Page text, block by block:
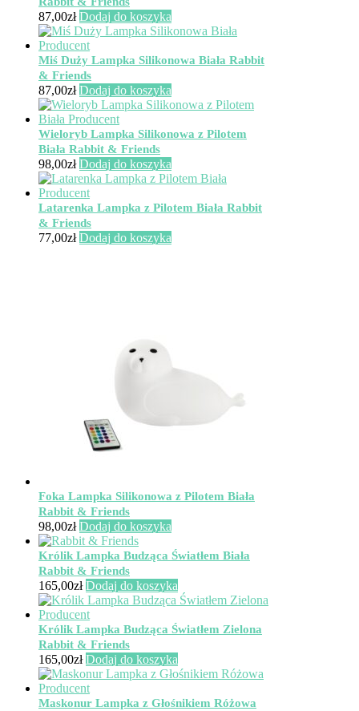
87,00zł Dodaj do koszyka
Miś Duży Lampka Silikonowa Biała Rabbit
& Friends
87,00zł Dodaj do koszyka
Wieloryb Lampka Silikonowa z Pilotem
Biała Rabbit & Friends
98,00zł Dodaj do koszyka
Latarenka Lampka z Pilotem Biała Rabbit
& Friends
77,00zł Dodaj do koszyka
Foka Lampka Silikonowa z Pilotem Biała
Rabbit & Friends
98,00zł Dodaj do koszyka
Królik Lampka Budząca Światłem Biała
Rabbit & Friends
165,00zł Dodaj do koszyka
Królik Lampka Budząca Światłem Zielona
Rabbit & Friends
165,00zł Dodaj do koszyka
Maskonur Lampka z Głośnikiem Różowa